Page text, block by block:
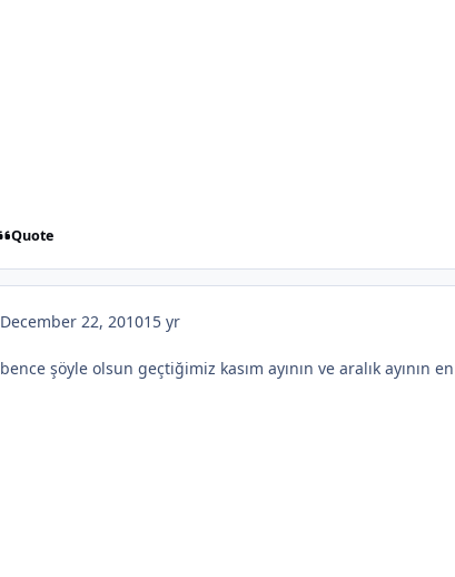
Quote
December 22, 201015 yr
bence şöyle olsun geçtiğimiz kasım ayının ve aralık ayının